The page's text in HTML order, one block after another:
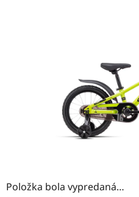
Položka bola vypredaná…